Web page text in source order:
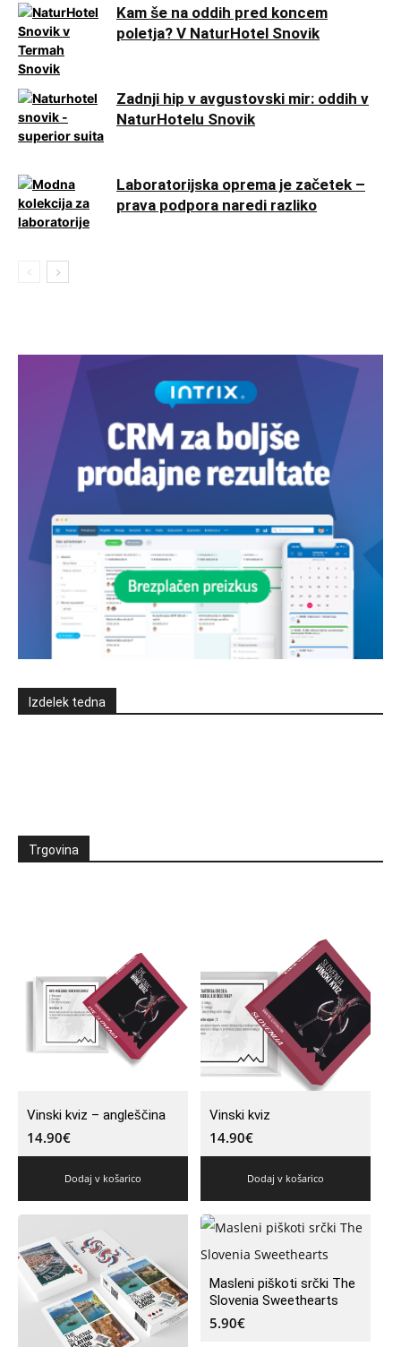
Kam še na oddih pred koncem
poletja? V NaturHotel Snovik
Zadnji hip v avgustovski mir: oddih v
NaturHotelu Snovik
Laboratorijska oprema je začetek –
prava podpora naredi razliko
Izdelek tedna
Trgovina
Vinski kviz – angleščina
14.90€
Dodaj v košarico
Vinski kviz
14.90€
Dodaj v košarico
Masleni piškoti srčki The
Slovenia Sweethearts
5.90€